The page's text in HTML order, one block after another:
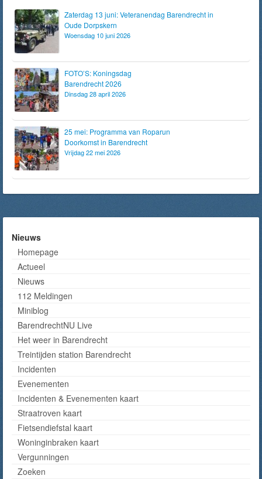
Zaterdag 13 juni: Veteranendag Barendrecht in
Oude Dorpskern
Woensdag 10 juni 2026
FOTO’S: Koningsdag
Barendrecht 2026
Dinsdag 28 april 2026
25 mei: Programma van Roparun
Doorkomst in Barendrecht
Vrijdag 22 mei 2026
Nieuws
Homepage
Actueel
Nieuws
112 Meldingen
Miniblog
BarendrechtNU Live
Het weer in Barendrecht
Treintijden station Barendrecht
Incidenten
Evenementen
Incidenten & Evenementen kaart
Straatroven kaart
Fietsendiefstal kaart
Woninginbraken kaart
Vergunningen
Zoeken